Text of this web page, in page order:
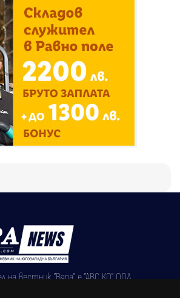
на вестник "Вяра" е "АВС КО" ООД,
година.